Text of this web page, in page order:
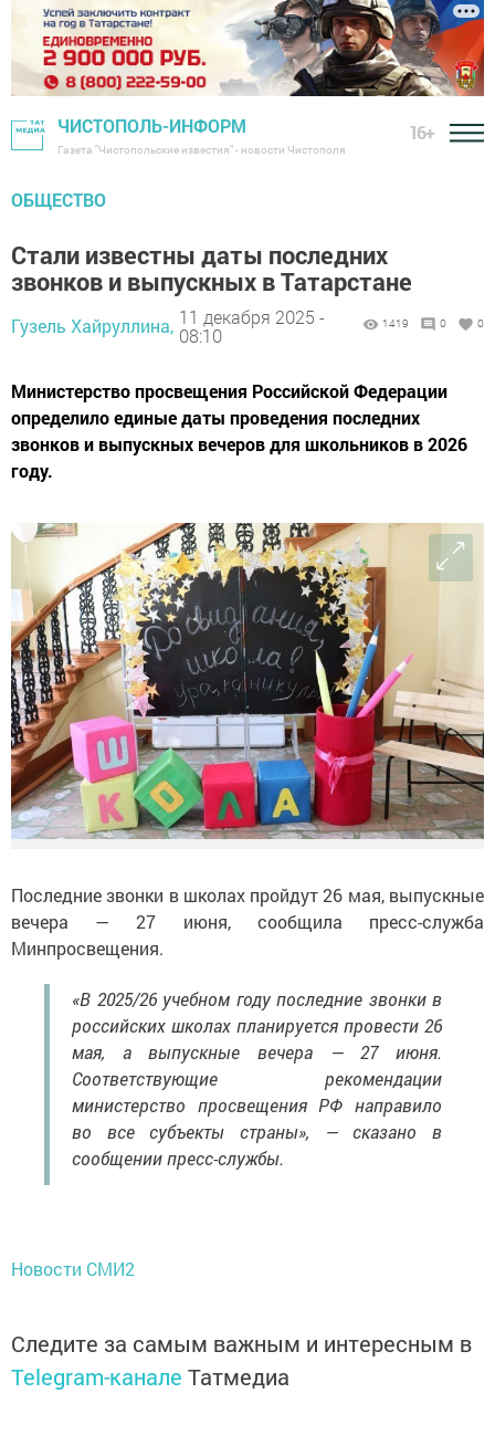
ЧИСТОПОЛЬ-ИНФОРМ
Газета "Чистопольские известия" - новости Чистополя
16+
ОБЩЕСТВО
Стали известны даты последних
звонков и выпускных в Татарстане
Гузель Хайруллина, 11 декабря 2025 -
08:10
1419 0 0
Министерство просвещения Российской Федерации
определило единые даты проведения последних
звонков и выпускных вечеров для школьников в 2026
году.
Последние звонки в школах пройдут 26 мая, выпускные
вечера — 27 июня, сообщила пресс-служба
Минпросвещения.
«В 2025/26 учебном году последние звонки в
российских школах планируется провести 26
мая, а выпускные вечера — 27 июня.
Соответствующие рекомендации
министерство просвещения РФ направило
во все субъекты страны», — сказано в
сообщении пресс-службы.
Новости СМИ2
Следите за самым важным и интересным в
Telegram-канале Татмедиа